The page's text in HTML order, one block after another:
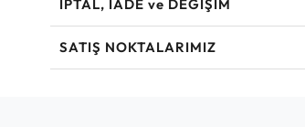
İPTAL, İADE ve DEĞİŞİM
SATIŞ NOKTALARIMIZ